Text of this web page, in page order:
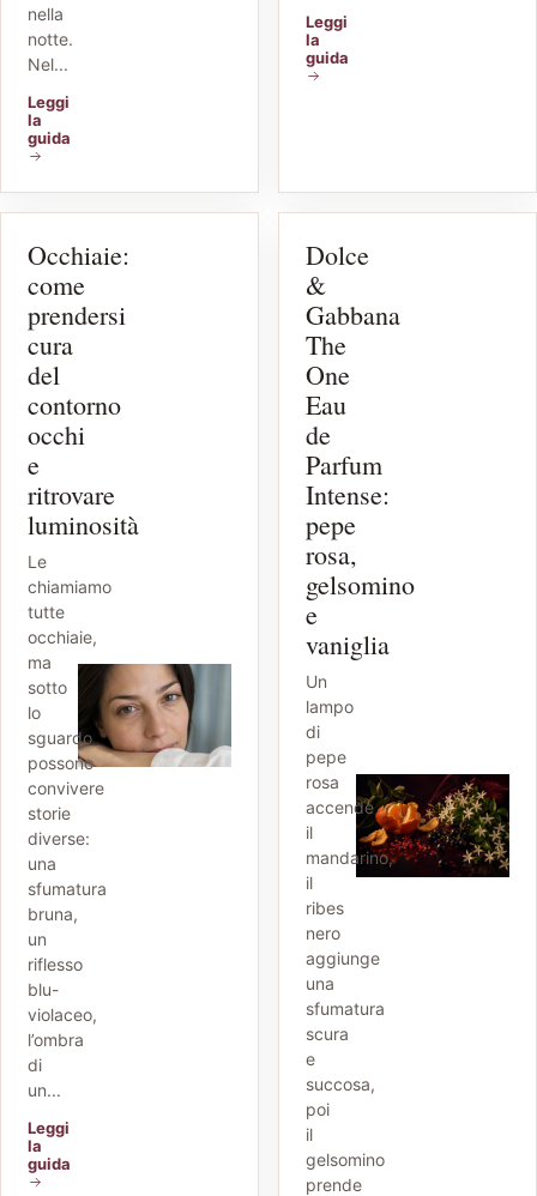
nella
notte.
Nel...
Leggi
la
guida
Leggi
la
guida
Occhiaie:
come
prendersi
cura
del
contorno
occhi
e
ritrovare
luminosità
Le
chiamiamo
tutte
occhiaie,
ma
sotto
lo
sguardo
possono
convivere
storie
diverse:
una
sfumatura
bruna,
un
riflesso
blu-
violaceo,
l’ombra
di
un...
Leggi
la
guida
Dolce
&
Gabbana
The
One
Eau
de
Parfum
Intense:
pepe
rosa,
gelsomino
e
vaniglia
Un
lampo
di
pepe
rosa
accende
il
mandarino,
il
ribes
nero
aggiunge
una
sfumatura
scura
e
succosa,
poi
il
gelsomino
prende